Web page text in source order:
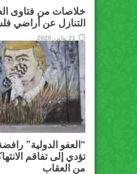
خلاصات من فتاوى
التنازل عن أراضي
31 يناير، 2020
“العفو الدولية”
تؤدي إلى تفاقم
من العقاب